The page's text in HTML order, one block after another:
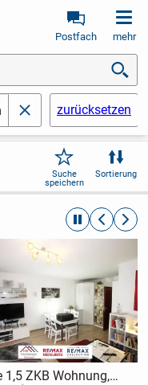
Postfach mehr
schließenzurücksetzen
Suche
speichern
Sortierung
automatische
1,5 ZKB Wohnung,